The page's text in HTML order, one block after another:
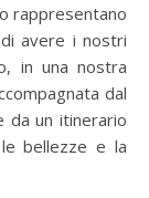
rappresentano
avere i nostri
in una nostra
dal
da un itinerario
bellezze e la